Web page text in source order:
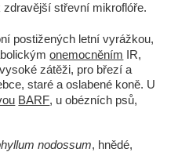
střevní mikroflóře.
postižených letní vyrážkou,
onemocněním IR,
zátěži, pro březí a
staré a oslabené koně. U
BARF, u obézních psů,
nodossum, hnědé,